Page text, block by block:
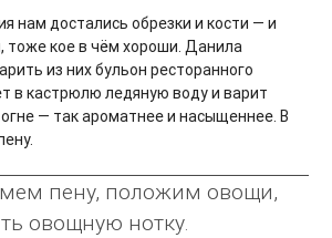
нам достались обрезки и кости — и
тоже кое в чём хороши. Данила
из них бульон ресторанного
в кастрюлю ледяную воду и варит
— так ароматнее и насыщеннее. В
пену, положим овощи,
овощную нотку.